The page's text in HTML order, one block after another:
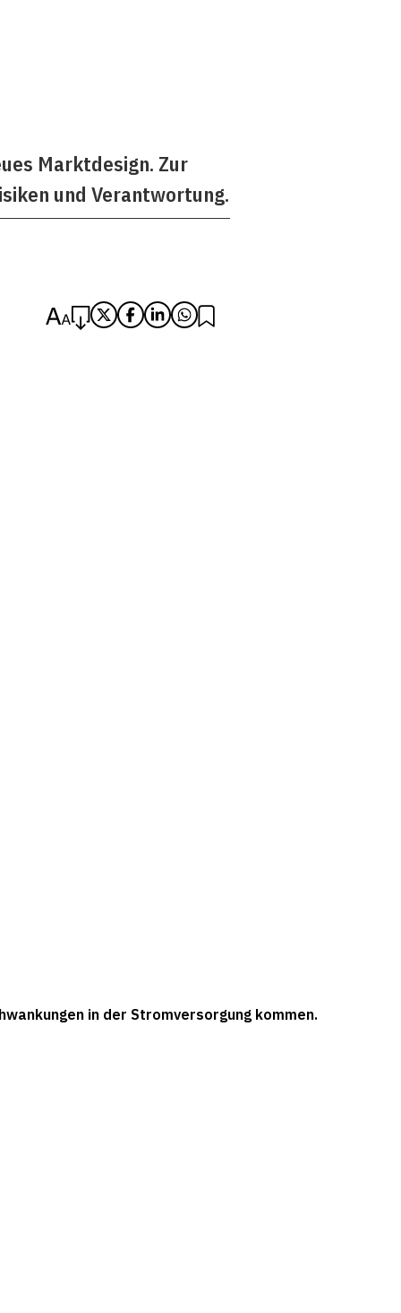
Marktdesign. Zur
und Verantwortung.
in der Stromversorgung kommen.